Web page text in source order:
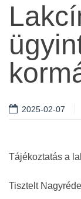
2025-02-07
Tájékoztatás a
Tisztelt